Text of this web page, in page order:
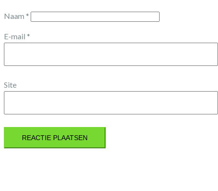
Naam *
E-mail *
Site